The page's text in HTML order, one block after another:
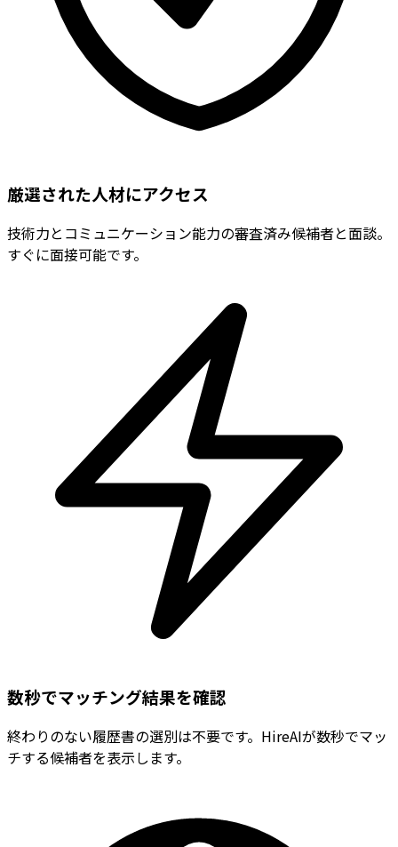
厳選された人材にアクセス
技術力とコミュニケーション能力の審査済み候補者と面談。
すぐに面接可能です。
数秒でマッチング結果を確認
終わりのない履歴書の選別は不要です。HireAIが数秒でマッ
チする候補者を表示します。